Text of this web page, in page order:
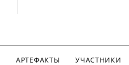
АРТЕФАКТЫ
УЧАСТНИКИ